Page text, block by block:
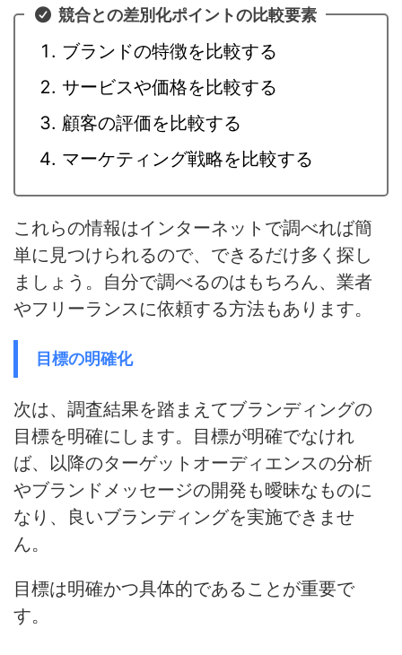
競合との差別化ポイントの比較要素
ブランドの特徴を比較する
サービスや価格を比較する
顧客の評価を比較する
マーケティング戦略を比較する
これらの情報はインターネットで調べれば簡
単に見つけられるので、できるだけ多く探し
ましょう。自分で調べるのはもちろん、業者
やフリーランスに依頼する方法もあります。
目標の明確化
次は、調査結果を踏まえてブランディングの
目標を明確にします。
目標が明確でなけれ
ば、以降のターゲットオーディエンスの分析
やブランドメッセージの開発も曖昧なものに
なり、良いブランディングを実施できませ
ん。
目標は明確かつ具体的であることが重要で
す。